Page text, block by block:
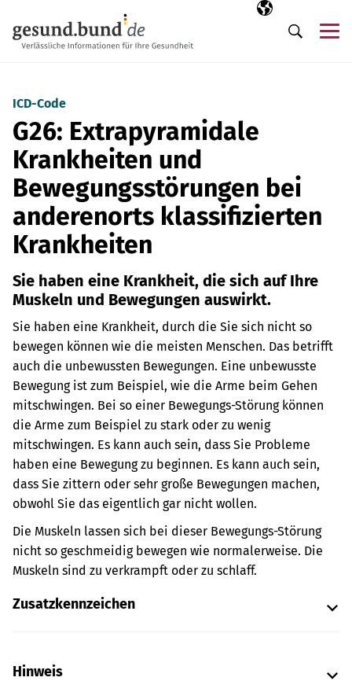
Ausgewählte
DE
Suche
ICD-Code
G26: Extrapyramidale
Krankheiten und
Bewegungsstörungen bei
anderenorts klassifizierten
Krankheiten
Sie haben eine Krankheit, die sich auf Ihre
Muskeln und Bewegungen auswirkt.
Sie haben eine Krankheit, durch die Sie sich nicht so
bewegen können wie die meisten Menschen. Das betrifft
auch die unbewussten Bewegungen. Eine unbewusste
Bewegung ist zum Beispiel, wie die Arme beim Gehen
mitschwingen. Bei so einer Bewegungs-Störung können
die Arme zum Beispiel zu stark oder zu wenig
mitschwingen. Es kann auch sein, dass Sie Probleme
haben eine Bewegung zu beginnen. Es kann auch sein,
dass Sie zittern oder sehr große Bewegungen machen,
obwohl Sie das eigentlich gar nicht wollen.
Die Muskeln lassen sich bei dieser Bewegungs-Störung
nicht so geschmeidig bewegen wie normalerweise. Die
Muskeln sind zu verkrampft oder zu schlaff.
Zusatzkennzeichen
Hinweis